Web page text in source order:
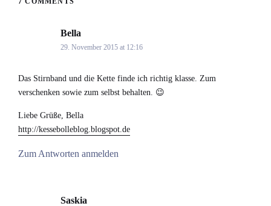
Bella
29. November 2015 at 12:16
Das Stirnband und die Kette finde ich richtig klasse. Zum
verschenken sowie zum selbst behalten. 😉
Liebe Grüße, Bella
http://kessebolleblog.blogspot.de
Zum Antworten anmelden
Saskia